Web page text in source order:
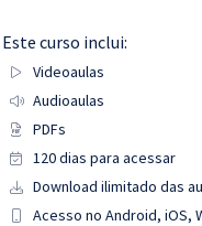
Este curso inclui:
Videoaulas
Audioaulas
PDFs
120 dias para acessar
Download ilimitado das
Acesso no Android, iOS,